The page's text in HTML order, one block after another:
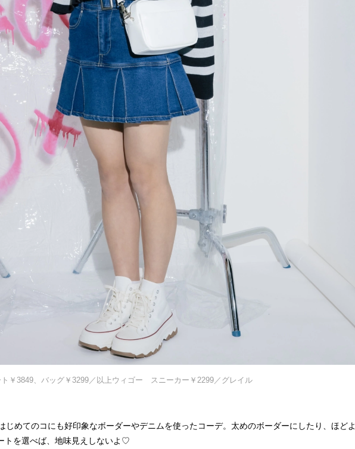
￥3849、バッグ￥3299／以上ウィゴー スニーカー￥2299／グレイル
めてのコにも好印象なボーダーやデニムを使ったコーデ。太めのボーダーにしたり、ほどよ
トを選べば、地味見えしないよ♡